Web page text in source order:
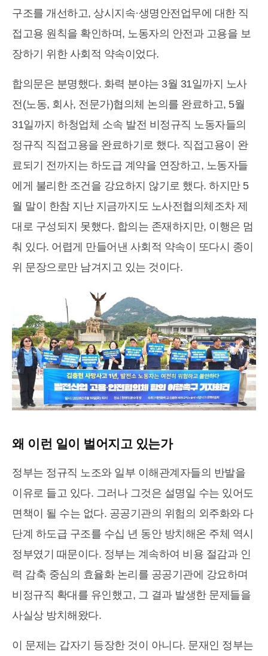
구조를 개선하고, 상시지속·생명안전업무에 대한 직
접고용 원칙을 확인하며, 노동자의 안전과 고용을 보
장하기 위한 사회적 약속이었다.
합의문은 분명했다. 화력 분야는 3월 31일까지 노사
전(노동, 회사, 전문가)협의체 논의를 완료하고, 5월
31일까지 하청업체 소속 발전 비정규직 노동자들의
정규직 직접고용을 완료하기로 했다. 직접고용이 완
료되기 전까지는 하도급 계약을 연장하고, 노동자들
에게 불리한 조건을 강요하지 않기로 했다. 하지만 5
월 말이 한참 지난 지금까지도 노사전협의체조차 제
대로 구성되지 못했다. 합의는 존재하지만, 이행은 멈
춰 있다. 어렵게 만들어낸 사회적 약속이 또다시 종이
위 문장으로만 남겨지고 있는 것이다.
왜 이런 일이 벌어지고 있는가
정부는 정규직 노조와 일부 이해관계자들의 반발을
이유로 들고 있다. 그러나 그것은 설명일 수는 있어도
면책이 될 수는 없다. 공공기관의 위험의 외주화와 다
단계 하도급 구조를 수십 년 동안 방치해온 주체 역시
정부였기 때문이다. 정부는 계속하여 비용 절감과 인
력 감축 중심의 효율화 논리를 공공기관에 강요하며
비정규직 확대를 유인했고, 그 결과 발생한 문제들을
사실상 방치해왔다.
이 문제는 갑자기 등장한 것이 아니다. 문재인 정부는